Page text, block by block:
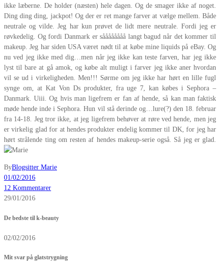
ikke læberne. De holder (næsten) hele dagen. Og de smager ikke af noget.
Ding ding ding, jackpot! Og der er ret mange farver at vælge mellem. Både
neutrale og vilde. Jeg har kun prøvet de lidt mere neutrale. Fordi jeg er
røvkedelig. Og fordi Danmark er såååååååå langt bagud når det kommer til
makeup. Jeg har siden USA været nødt til at købe mine liquids på eBay. Og
nu ved jeg ikke med dig…men når jeg ikke kan teste farven, har jeg ikke
lyst til bare at gå amok, og købe alt muligt i farver jeg ikke aner hvordan
vil se ud i virkeligheden. Men!!! Sørme om jeg ikke har hørt en lille fugl
synge om, at Kat Von Ds produkter, fra uge 7, kan købes i Sephora –
Danmark. Uiii. Og hvis man ligefrem er fan af hende, så kan man faktisk
møde hende inde i Sephora. Hun vil stå derinde og…lure(?) den 18. februar
fra 14-18. Jeg tror ikke, at jeg ligefrem behøver at røre ved hende, men jeg
er virkelig glad for at hendes produkter endelig kommer til DK, for jeg har
hørt strålende ting om resten af hendes makeup-serie også. Så jeg er glad.
ByBlogsitter Marie
01/02/2016
12 Kommentarer
29/01/2016
De bedste til k-beauty
02/02/2016
Mit svar på glatstrygning